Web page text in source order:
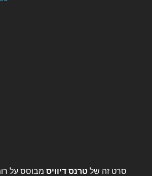
סרט זה של טרנס דיוויס מבוסס על